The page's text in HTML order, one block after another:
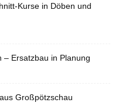
Kurse in Döben und
Ersatzbau in Planung
Großpötzschau